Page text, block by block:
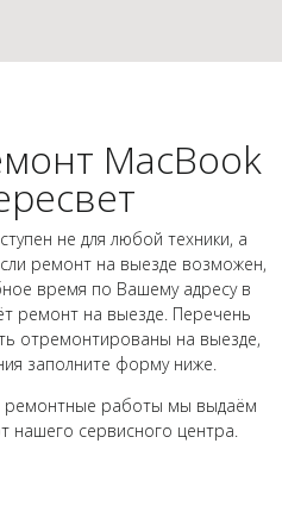
MacBook
не для любой техники, а
ремонт на выезде возможен,
время по Вашему адресу в
ремонт на выезде. Перечень
отремонтированы на выезде,
заполните форму ниже.
ремонтные работы мы выдаём
нашего сервисного центра.